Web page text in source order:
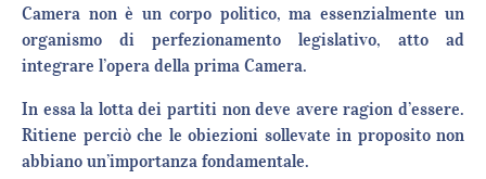
Camera non è un corpo politico, ma essenzialmente un
organismo di perfezionamento legislativo, atto ad
integrare l’opera della prima Camera.
In essa la lotta dei partiti non deve avere ragion d’essere.
Ritiene perciò che le obiezioni sollevate in proposito non
abbiano un’importanza fondamentale.